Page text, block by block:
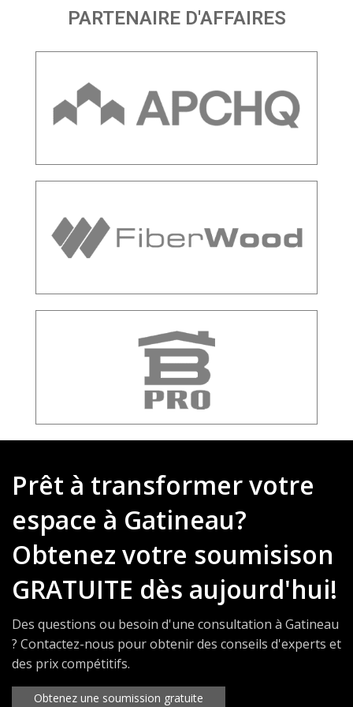
PARTENAIRE D'AFFAIRES
Prêt à transformer votre
espace à Gatineau?
Obtenez votre soumisison
GRATUITE dès aujourd'hui!
Des questions ou besoin d'une consultation à Gatineau
? Contactez-nous pour obtenir des conseils d'experts et
des prix compétitifs.
Obtenez une soumission gratuite